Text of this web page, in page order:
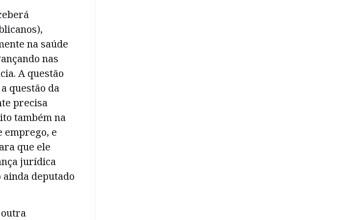
na saúde
nas
A questão
questão da
precisa
também na
emprego, e
que ele
jurídica
deputado